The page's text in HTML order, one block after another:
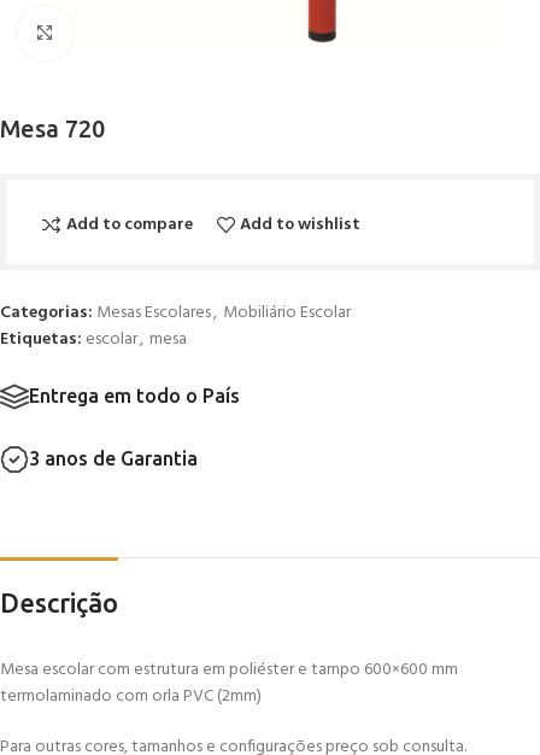
Mesa 720
Add to compare Add to wishlist
Categorias: Mesas Escolares, Mobiliário Escolar
Etiquetas: escolar, mesa
Entrega em todo o País
3 anos de Garantia
Descrição
Mesa escolar com estrutura em poliéster e tampo 600×600 mm
termolaminado com orla PVC (2mm)
Para outras cores, tamanhos e configurações preço sob consulta.